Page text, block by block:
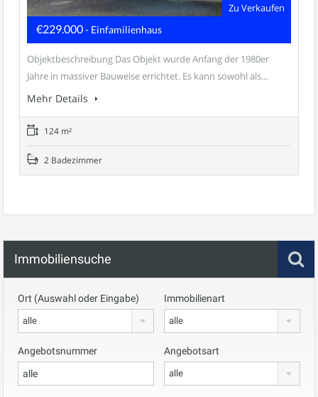
Zu Verkaufen
€229.000- Einfamilienhaus
Objektbeschreibung Das Objekt wurde Anfang der 1980er
Jahre in massiver Bauweise errichtet. Es kann sowohl als...
Mehr Details
124 m²
2 Badezimmer
Immobiliensuche
Ort (Auswahl oder Eingabe)
alle
Immobilienart
alle
Angebotsnummer Angebotsart
alle